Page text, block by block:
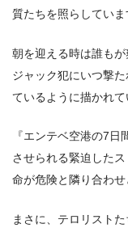
質たちを照らしていま
朝を迎える時は誰も
ジャック犯にいつ撃
ているように描かれ
『エンテベ空港の7
させられる緊迫した
命が危険と隣り合わせ
まさに、テロリスト